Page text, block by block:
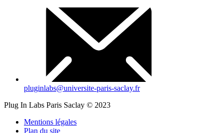
pluginlabs@universite-paris-saclay.fr
Plug In Labs Paris Saclay © 2023
Mentions légales
Plan du site